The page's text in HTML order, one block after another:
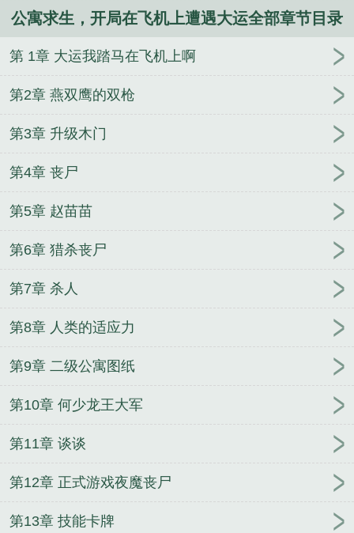
公寓求生，开局在飞机上遭遇大运全部章节目录
第 1章 大运我踏马在飞机上啊
第2章 燕双鹰的双枪
第3章 升级木门
第4章 丧尸
第5章 赵苗苗
第6章 猎杀丧尸
第7章 杀人
第8章 人类的适应力
第9章 二级公寓图纸
第10章 何少龙王大军
第11章 谈谈
第12章 正式游戏夜魔丧尸
第13章 技能卡牌